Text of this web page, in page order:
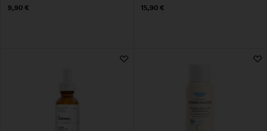
Original Price
9,90 €
Original Price
15,90 €